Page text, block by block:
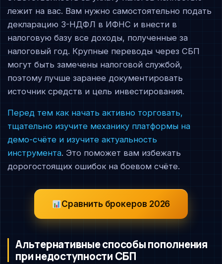
лежит на вас. Вам нужно самостоятельно подать
декларацию 3-НДФЛ в ИФНС и внести в
налоговую базу все доходы, полученные за
налоговый год. Крупные переводы через СБП
могут быть замечены налоговой службой,
поэтому лучше заранее документировать
источник средств и цель инвестирования.
Перед тем как начать активно торговать,
тщательно изучите механику платформы на
демо-счёте и изучите актуальность
инструмента. Это поможет вам избежать
дорогостоящих ошибок на боевом счёте.
Сравнить брокеров 2026
Альтернативные способы пополнения
при недоступности СБП